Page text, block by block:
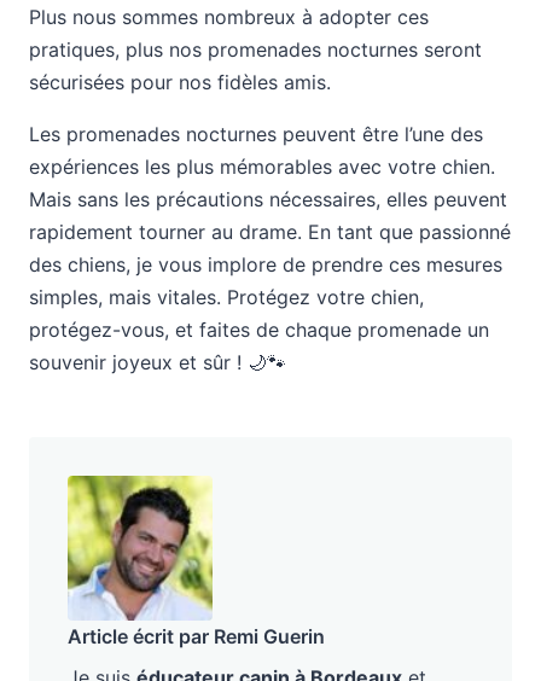
Plus nous sommes nombreux à adopter ces
pratiques, plus nos promenades nocturnes seront
sécurisées pour nos fidèles amis.
Les promenades nocturnes peuvent être l’une des
expériences les plus mémorables avec votre chien.
Mais sans les précautions nécessaires, elles peuvent
rapidement tourner au drame. En tant que passionné
des chiens, je vous implore de prendre ces mesures
simples, mais vitales. Protégez votre chien,
protégez-vous, et faites de chaque promenade un
souvenir joyeux et sûr ! 🌙🐾
Article écrit par Remi Guerin